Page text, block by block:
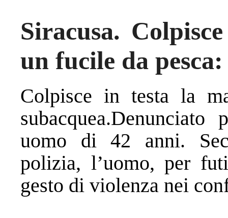
Siracusa.
un fucile da
Colpisce in testa la
uomo di 42 anni.
polizia, l’uomo, per
gesto di violenza nei